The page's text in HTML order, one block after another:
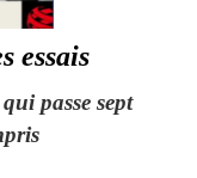
essais
passe sept